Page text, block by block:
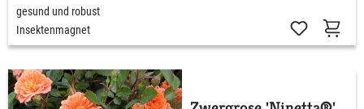
gesund und robust
Insektenmagnet